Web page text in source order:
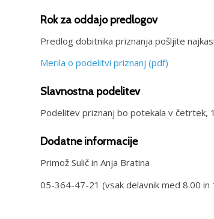
Rok za oddajo predlogov
Predlog dobitnika priznanja pošljite
Merila o podelitvi priznanj (pdf)
Slavnostna podelitev
Podelitev priznanj bo potekala v četrtek,
Dodatne informacije
Primož Sulič in Anja Bratina
05-364-47-21 (vsak delavnik med 8.00 in